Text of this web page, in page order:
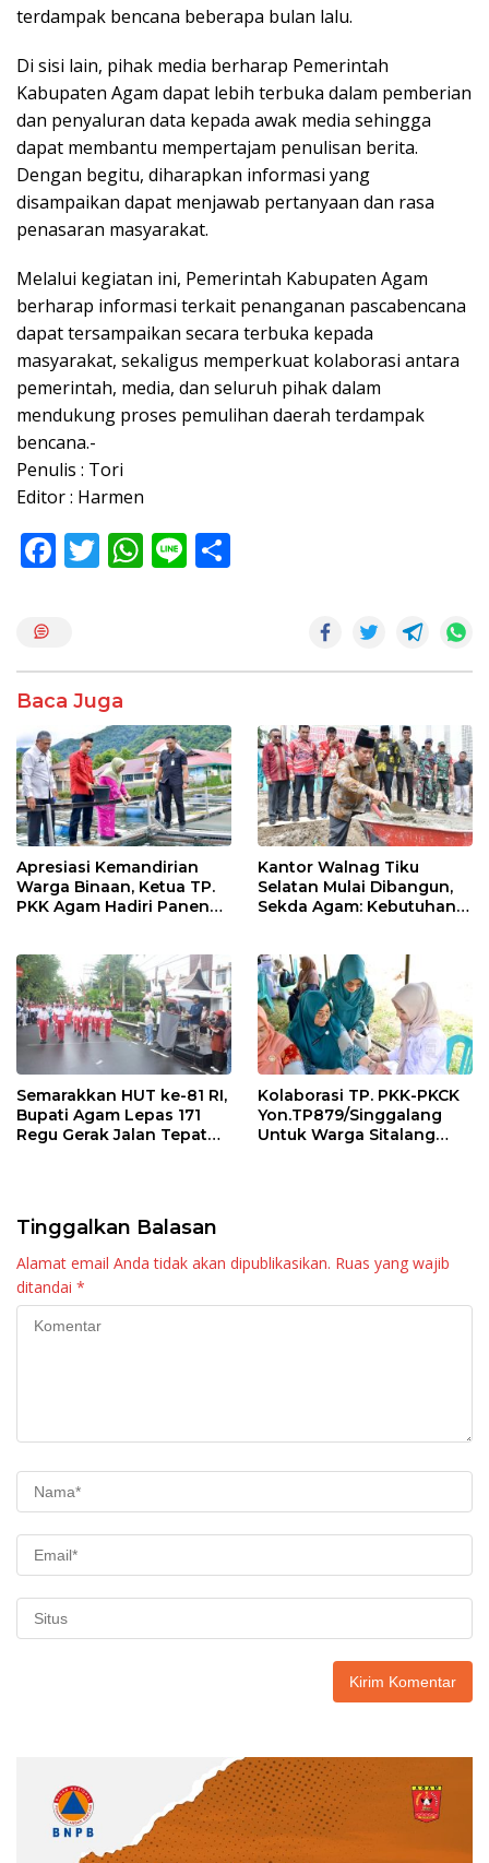
terdampak bencana beberapa bulan lalu.
Di sisi lain, pihak media berharap Pemerintah
Kabupaten Agam dapat lebih terbuka dalam pemberian
dan penyaluran data kepada awak media sehingga
dapat membantu mempertajam penulisan berita.
Dengan begitu, diharapkan informasi yang
disampaikan dapat menjawab pertanyaan dan rasa
penasaran masyarakat.
Melalui kegiatan ini, Pemerintah Kabupaten Agam
berharap informasi terkait penanganan pascabencana
dapat tersampaikan secara terbuka kepada
masyarakat, sekaligus memperkuat kolaborasi antara
pemerintah, media, dan seluruh pihak dalam
mendukung proses pemulihan daerah terdampak
bencana.-
Penulis : Tori
Editor : Harmen
F
o
k
T W
p
p
Li
Baca Juga
Apresiasi Kemandirian
Warga Binaan, Ketua TP.
PKK Agam Hadiri Panen
Kantor Walnag Tiku
Selatan Mulai Dibangun,
Sekda Agam: Kebutuhan
Semarakkan HUT ke-81 RI,
Bupati Agam Lepas 171
Regu Gerak Jalan Tepat
Kolaborasi TP. PKK-PKCK
Yon.TP879/Singgalang
Untuk Warga Sitalang
Tinggalkan Balasan
Alamat email Anda tidak akan dipublikasikan. Ruas yang wajib
ditandai *